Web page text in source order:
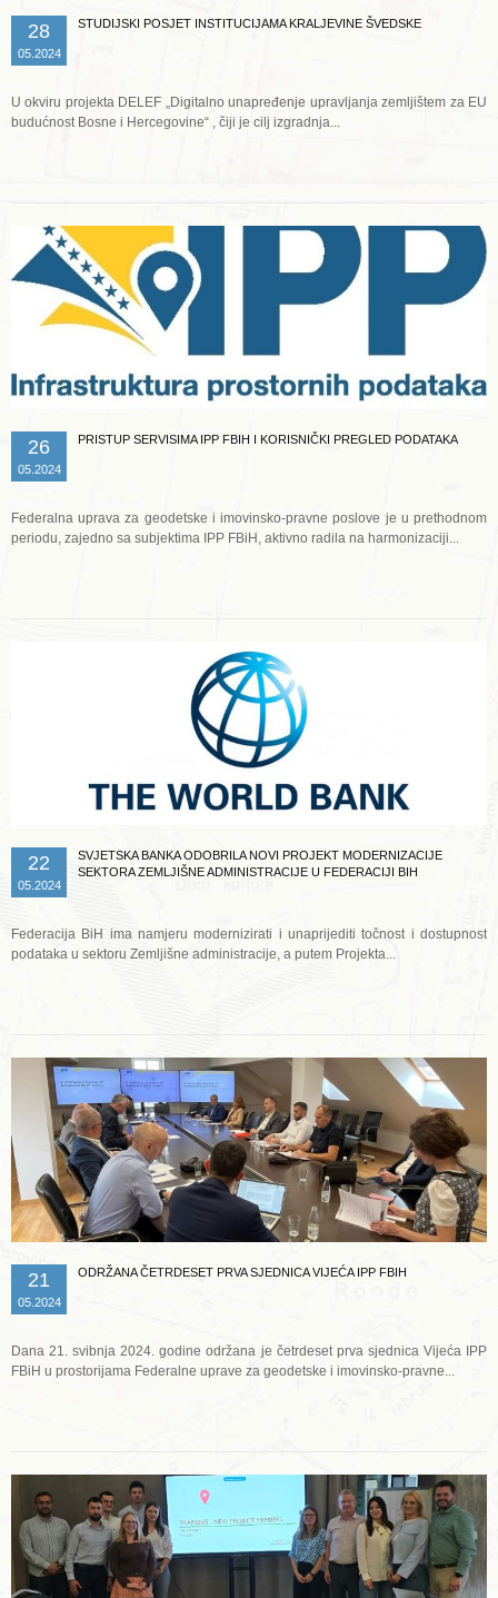
28
05.2024
STUDIJSKI POSJET INSTITUCIJAMA KRALJEVINE ŠVEDSKE
U okviru projekta DELEF „Digitalno unapređenje upravljanja zemljištem za EU
budućnost Bosne i Hercegovine“ , čiji je cilj izgradnja...
26
05.2024
PRISTUP SERVISIMA IPP FBIH I KORISNIČKI PREGLED PODATAKA
Federalna uprava za geodetske i imovinsko-pravne poslove je u prethodnom
periodu, zajedno sa subjektima IPP FBiH, aktivno radila na harmonizaciji...
22
05.2024
SVJETSKA BANKA ODOBRILA NOVI PROJEKT MODERNIZACIJE
SEKTORA ZEMLJIŠNE ADMINISTRACIJE U FEDERACIJI BIH
Federacija BiH ima namjeru modernizirati i unaprijediti točnost i dostupnost
podataka u sektoru Zemljišne administracije, a putem Projekta...
21
05.2024
ODRŽANA ČETRDESET PRVA SJEDNICA VIJEĆA IPP FBIH
Dana 21. svibnja 2024. godine održana je četrdeset prva sjednica Vijeća IPP
FBiH u prostorijama Federalne uprave za geodetske i imovinsko-pravne...